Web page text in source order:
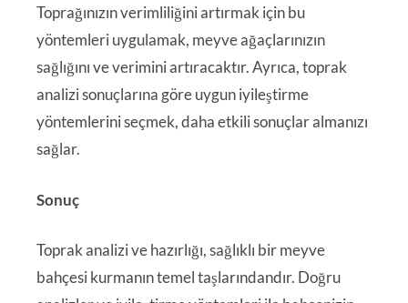
Toprağınızın verimliliğini artırmak için bu
yöntemleri uygulamak, meyve ağaçlarınızın
sağlığını ve verimini artıracaktır. Ayrıca, toprak
analizi sonuçlarına göre uygun iyileştirme
yöntemlerini seçmek, daha etkili sonuçlar almanızı
sağlar.
Sonuç
Toprak analizi ve hazırlığı, sağlıklı bir meyve
bahçesi kurmanın temel taşlarındandır. Doğru